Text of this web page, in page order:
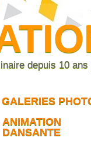
depuis 10
GALERIES
ANIMATION
DANSANTE